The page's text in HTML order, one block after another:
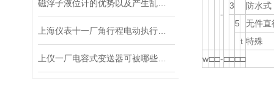
-
3
防水式
5
无件直
t 特殊
w□□-□□□□